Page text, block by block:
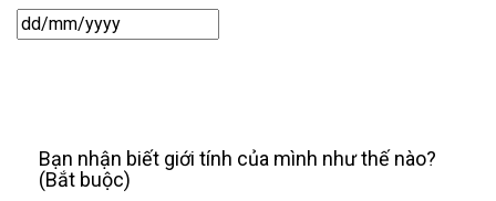
Ngày
Bạn nhận biết giới tính của mình như thế nào?
(Bắt buộc)